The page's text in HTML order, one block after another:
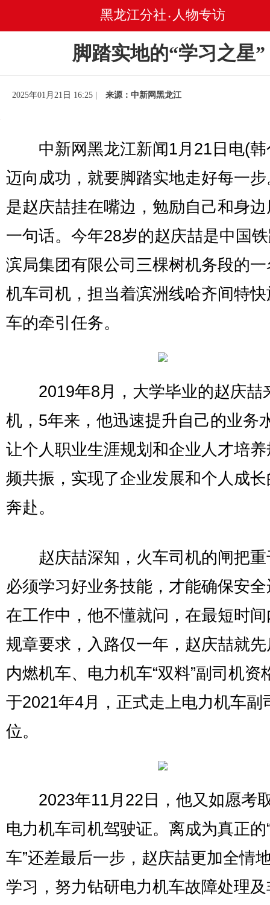
黑龙江分社 • 人物专访
脚踏实地的“学习之星”
2025年01月21日 16:25 | 来源：中新网黑龙江
中新网黑龙江新闻1月21日电(韩
迈向成功，就要脚踏实地走好每一步
是赵庆喆挂在嘴边，勉励自己和身
一句话。今年28岁的赵庆喆是中国
滨局集团有限公司三棵树机务段的
机车司机，担当着滨洲线哈齐间特
车的牵引任务。
2019年8月，大学毕业的赵庆喆
机，5年来，他迅速提升自己的业务
让个人职业生涯规划和企业人才培
频共振，实现了企业发展和个人成
奔赴。
赵庆喆深知，火车司机的闸把重
必须学习好业务技能，才能确保安
在工作中，他不懂就问，在最短时
规章要求，入路仅一年，赵庆喆就
内燃机车、电力机车“双料”副司机资
于2021年4月，正式走上电力机车副
位。
2023年11月22日，他又如愿考
电力机车司机驾驶证。离成为真正的
车”还差最后一步，赵庆喆更加全情
学习，努力钻研电力机车故障处理